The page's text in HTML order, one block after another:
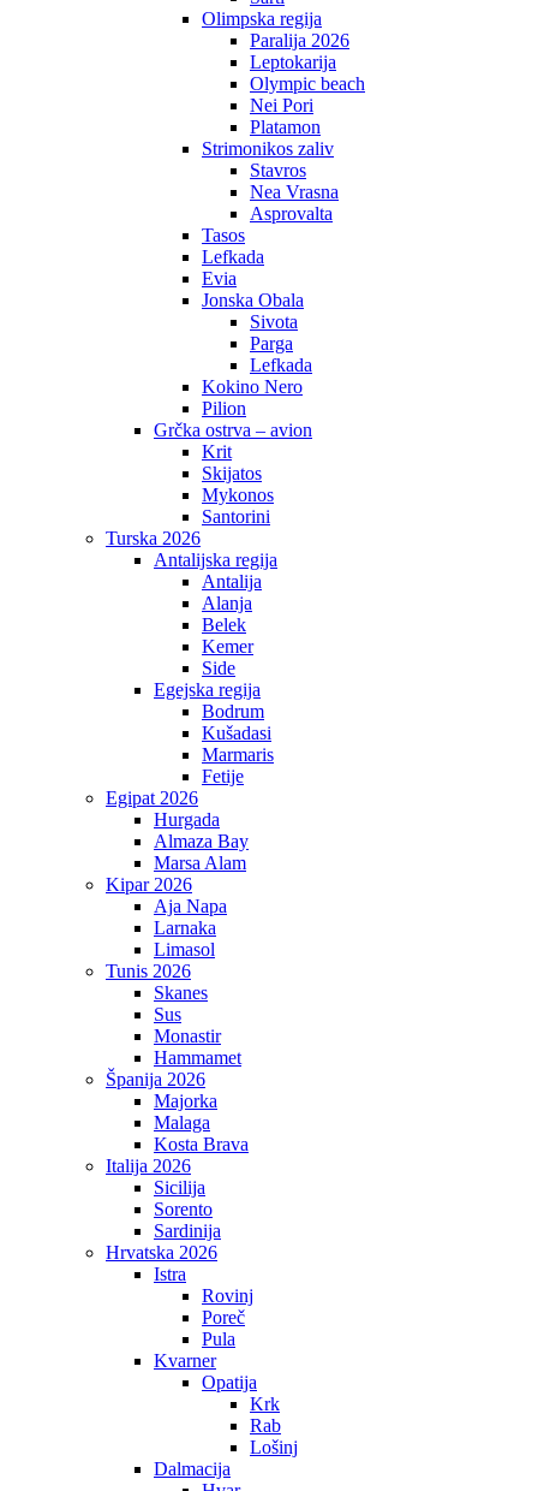
Olimpska regija
Paralija 2026
Leptokarija
Olympic beach
Nei Pori
Platamon
Strimonikos zaliv
Stavros
Nea Vrasna
Asprovalta
Tasos
Lefkada
Evia
Jonska Obala
Sivota
Parga
Lefkada
Kokino Nero
Pilion
Grčka ostrva – avion
Krit
Skijatos
Mykonos
Santorini
Turska 2026
Antalijska regija
Antalija
Alanja
Belek
Kemer
Side
Egejska regija
Bodrum
Kušadasi
Marmaris
Fetije
Egipat 2026
Hurgada
Almaza Bay
Marsa Alam
Kipar 2026
Aja Napa
Larnaka
Limasol
Tunis 2026
Skanes
Sus
Monastir
Hammamet
Španija 2026
Majorka
Malaga
Kosta Brava
Italija 2026
Sicilija
Sorento
Sardinija
Hrvatska 2026
Istra
Rovinj
Poreč
Pula
Kvarner
Opatija
Krk
Rab
Lošinj
Dalmacija